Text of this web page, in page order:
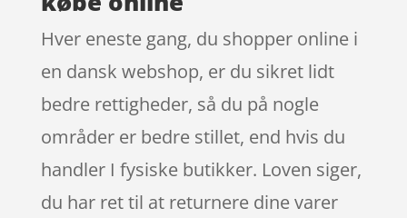
Hver eneste gang, du shopper online i
en dansk webshop, er du sikret lidt
bedre rettigheder, så du på nogle
områder er bedre stillet, end hvis du
handler I fysiske butikker. Loven siger,
du har ret til at returnere dine varer